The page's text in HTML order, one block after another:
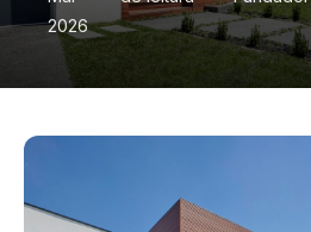
2026